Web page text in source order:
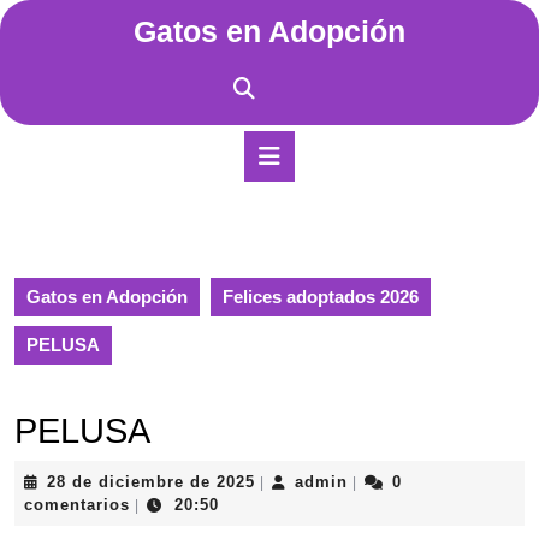
Saltar
Gatos en Adopción
Gatos en Adopción Felices adoptados 2026
PELUSA
PELUSA
28 de diciembre de 2025 28
admin admin
0
comentarios
20:50